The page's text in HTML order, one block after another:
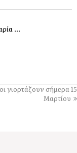
…
γιορτάζουν σήμερα 15
Μαρτίου